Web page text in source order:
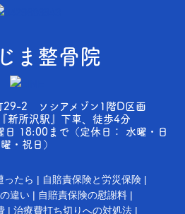
ま整骨院
29-2 ソシアメゾン1階D区画
新所沢駅』下車、徒歩4分
18:00まで（定休日： 水曜・日
曜・祝日）
ったら
自賠責保険と労災保険
違い
自賠責保険の慰謝料
治療費打ち切りへの対処法